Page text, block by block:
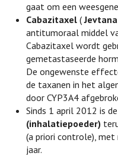
gaat om een
Cabazitaxel (Jevtana
antitumoraal middel
Cabazitaxel wordt
gemetastaseerde
De ongewenste
de taxanen in het
door CYP3A4
Sinds 1 april 2012 is
(inhalatiepoeder)
(a priori controle), met
jaar.